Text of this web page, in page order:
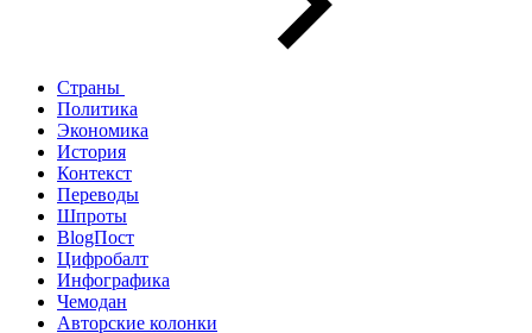
Страны
Политика
Экономика
История
Контекст
Переводы
Шпроты
BlogПост
Цифробалт
Инфографика
Чемодан
Авторские колонки